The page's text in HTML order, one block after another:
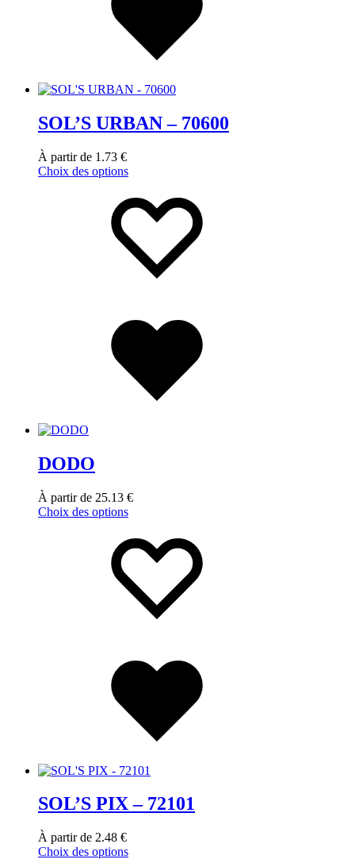
SOL’S URBAN – 70600
À partir de 1.73 €
Choix des options
DODO
À partir de 25.13 €
Choix des options
SOL’S PIX – 72101
À partir de 2.48 €
Choix des options